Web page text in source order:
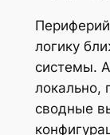
логику
системы.
локально,
сводные